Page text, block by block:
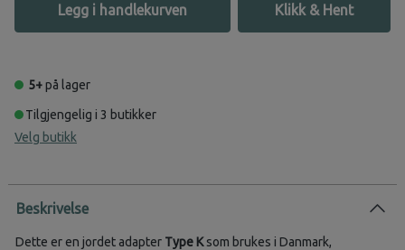
Legg i handlekurven Klikk & Hent
5+på lager
Tilgjengelig i 3 butikker
Velg butikk
Beskrivelse
Dette er en jordet adapter Type Ksom brukes i Danmark,